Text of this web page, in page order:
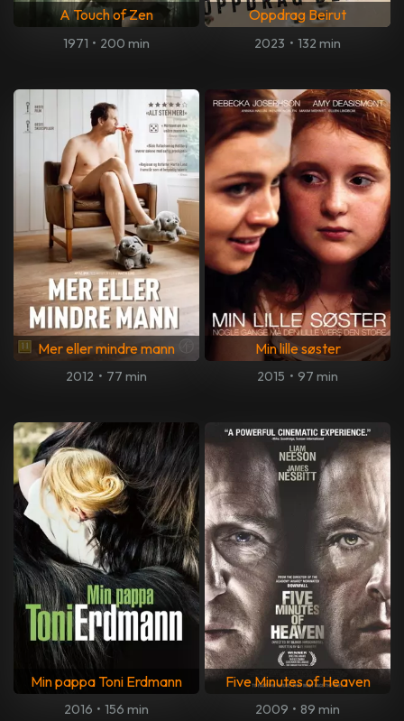
A Touch of Zen
1971 • 200 min
Oppdrag Beirut
2023 • 132 min
Mer eller mindre mann
2012 • 77 min
Min lille søster
2015 • 97 min
Min pappa Toni Erdmann
2016 • 156 min
Five Minutes of Heaven
2009 • 89 min